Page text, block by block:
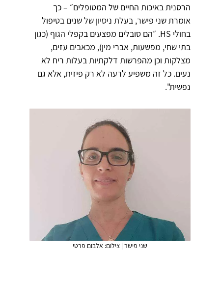
הרסנית באיכות החיים של המטופלים״ – כך
אומרת שני פישר, בעלת ניסיון של שנים בטיפול
בחולי HS. ״הם סובלים מפצעים בקפלי הגוף (כגון
בתי שחי, מפשעות, אברי מין), מכאבים עזים,
מצלקות וכן מהפרשות דלקתיות בעלות ריח לא
נעים. כל זה משפיע לרעה לא רק פיזית, אלא גם
נפשית".
שני פישר | צילום: אלבום פרטי